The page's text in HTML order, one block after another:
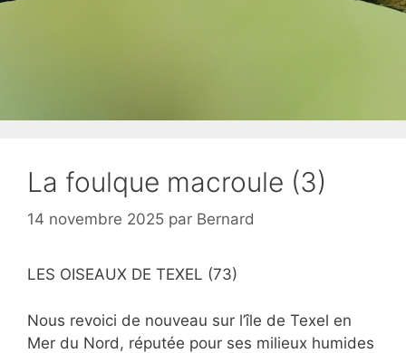
La foulque macroule (3)
14 novembre 2025 par Bernard
LES OISEAUX DE TEXEL (73)
Nous revoici de nouveau sur l’île de Texel en
Mer du Nord, réputée pour ses milieux humides